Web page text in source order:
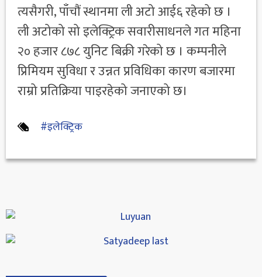
त्यसैगरी, पाँचौं स्थानमा ली अटो आई६ रहेको छ ।
ली अटोको सो इलेक्ट्रिक सवारीसाधनले गत महिना
२० हजार ८७८ युनिट बिक्री गरेको छ । कम्पनीले
प्रिमियम सुविधा र उन्नत प्रविधिका कारण बजारमा
राम्रो प्रतिक्रिया पाइरहेको जनाएको छ।
#इलेक्ट्रिक